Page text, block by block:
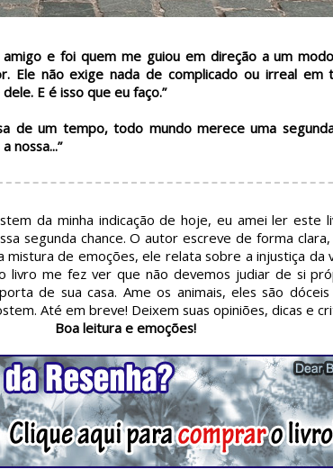
e foi quem me guiou em direção a um
Ele não exige nada de complicado ou irreal em
E é isso que eu faço.”
de um tempo, todo mundo merece uma
nossa...”
da minha indicação de hoje, eu amei ler este
segunda chance. O autor escreve de forma
mistura de emoções, ele relata sobre a injustiça da
livro me fez ver que não devemos judiar de si
de sua casa. Ame os animais, eles são dóceis
Até em breve! Deixem suas opiniões, dicas e
Boa leitura e emoções!